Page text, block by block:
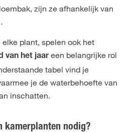
zijn ze afhankelijk van
plant, spelen ook het
van het jaareen belangrijke rol
tabel vind je
je de waterbehoefte van
inschatten.
kamerplanten nodig?